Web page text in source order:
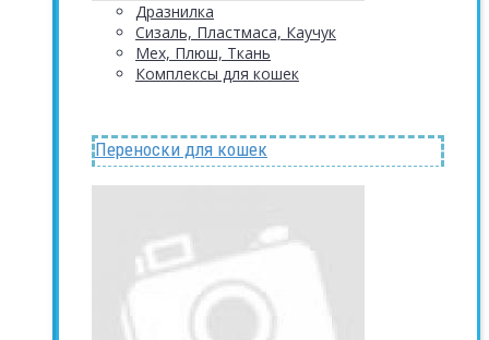
Дразнилка
Сизаль, Пластмаса, Каучук
Мех, Плюш, Ткань
Комплексы для кошек
Переноски для кошек